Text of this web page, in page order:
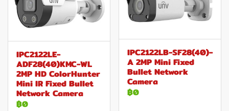
IPC2122LE-
ADF28(40)KMC-WL
2MP HD ColorHunter
Mini IR Fixed Bullet
Network Camera
฿0
IPC2122LB-SF28(40)-
A 2MP Mini Fixed
Bullet Network
Camera
฿0